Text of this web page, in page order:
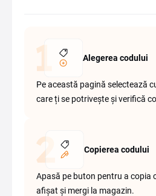
Alegerea codului
Pe această pagină selectează
care ți se potrivește și verifică
Copierea codului
Apasă pe buton pentru a copia
afișat și mergi la magazin.